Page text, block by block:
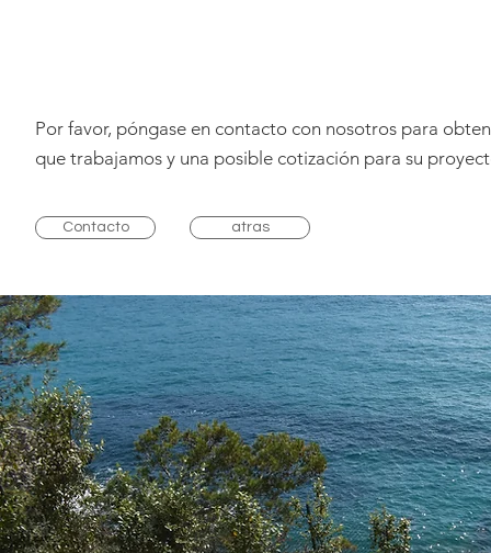
Por favor, póngase en contacto con nosotros para
que trabajamos y una posible cotización para su
Contacto atras